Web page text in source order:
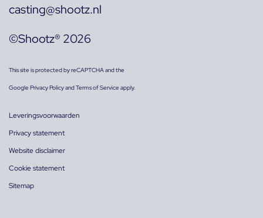
casting@shootz.nl
©Shootz® 2026
This site is protected by reCAPTCHA and the
GooglePrivacy PolicyandTerms of Serviceapply.
Leveringsvoorwaarden
Privacy statement
Website disclaimer
Cookie statement
Sitemap